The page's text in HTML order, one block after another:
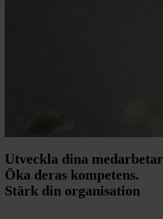
Utveckla dina
Öka deras kompetens.
Stärk din organisation